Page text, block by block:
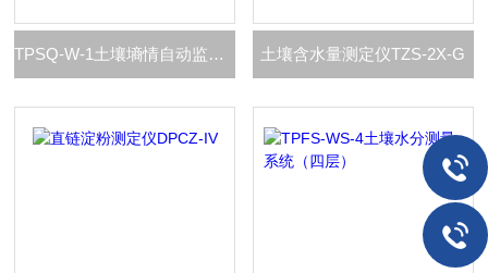
TPSQ-W-1土壤墒情自动监测站/系统 土壤含水量测定仪TZS-2X-G